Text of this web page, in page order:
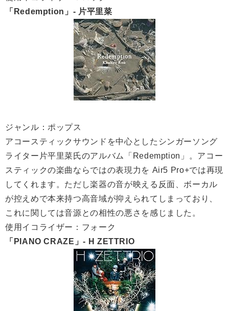
「Redemption」- 片平里菜
ジャンル：ポップス
アコースティックサウンドを中心としたシンガーソング
ライター片平里菜氏のアルバム「Redemption」。アコー
スティックの楽曲ならではの表現力を Air5 Pro+では再現
してくれます。ただし楽器の音が映える反面、ボーカル
が控えめで本来持つ高音域が抑えられてしまっており、
これに関しては音源との相性の悪さを感じました。
使用イコライザー：フォーク
「PIANO CRAZE」- H ZETTRIO